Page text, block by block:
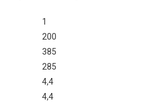
1
200
385
285
4,4
4,4